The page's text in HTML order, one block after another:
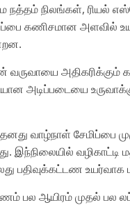
நத்தம் நிலங்கள், ரியல்
கணிசமான அளவில்
வருவாயை
அடிப்படையை
வாழ்நாள் சேமிப்பை
இந்நிலையில்
பதிவுக்கட்டண உயர்வாக
பல ஆயிரம் முதல் பல